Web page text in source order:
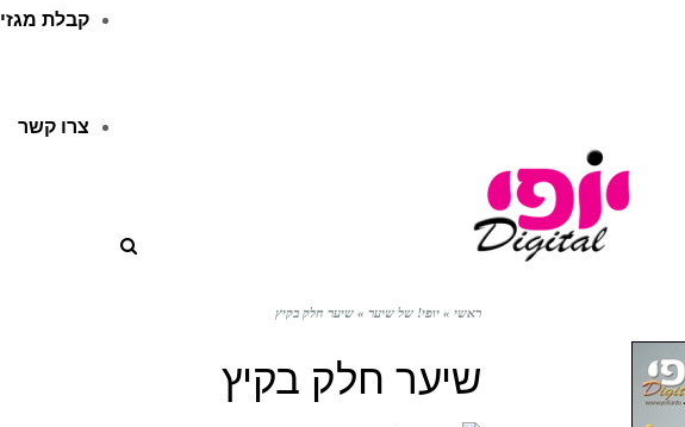
קבלת
צרו קשר
ראשי » יופי! של שיער » שיער חלק בקיץ
שיער חלק בקיץ